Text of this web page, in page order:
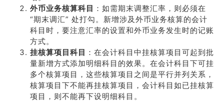
外币业务核算科目 ：如需期末调整汇率，则必须在
“期末调汇” 处打勾。新增涉及外币业务核算的会计
科目时，要注意汇率的设置和外币业务发生时的记账
方式。
挂核算项目科目 ：在会计科目中挂核算项目可起到批
量新增方式添加明细科目的效果。在会计科目下可挂
多个核算项目，这些核算项目之间是平行并列关系，
核算项目下不能再挂核算项目，会计科目如已挂核算
项目，则不能再下设明细科目。